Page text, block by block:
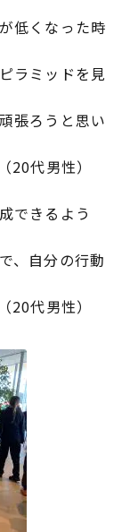
低くなった時
ラミッドを見
張ろうと思い
20代男性）
できるよう
、自分の行動
20代男性）